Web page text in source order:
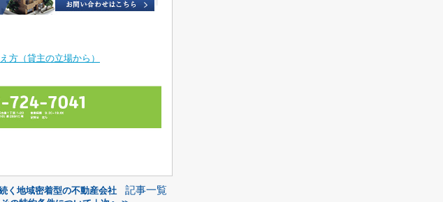
方（貸主の立場から）
く地域密着型の不動産会社 記事一覧